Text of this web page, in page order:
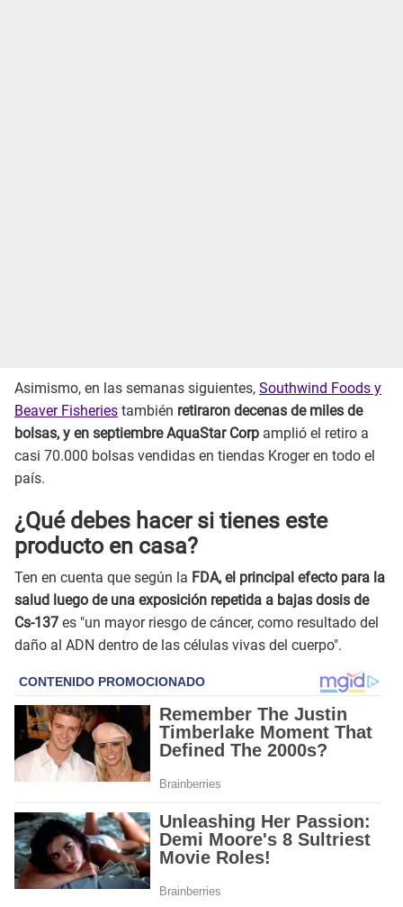
Asimismo, en las semanas siguientes, Southwind Foods y
Beaver Fisheries también retiraron decenas de miles de
bolsas, y en septiembre AquaStar Corp amplió el retiro a
casi 70.000 bolsas vendidas en tiendas Kroger en todo el
país.
¿Qué debes hacer si tienes este
producto en casa?
Ten en cuenta que según la FDA, el principal efecto para la
salud luego de una exposición repetida a bajas dosis de
Cs-137 es "un mayor riesgo de cáncer, como resultado del
daño al ADN dentro de las células vivas del cuerpo".